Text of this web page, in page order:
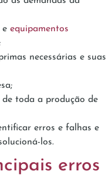
e equipamentos
necessárias e suas
toda a produção de
erros e falhas e
los.
erros